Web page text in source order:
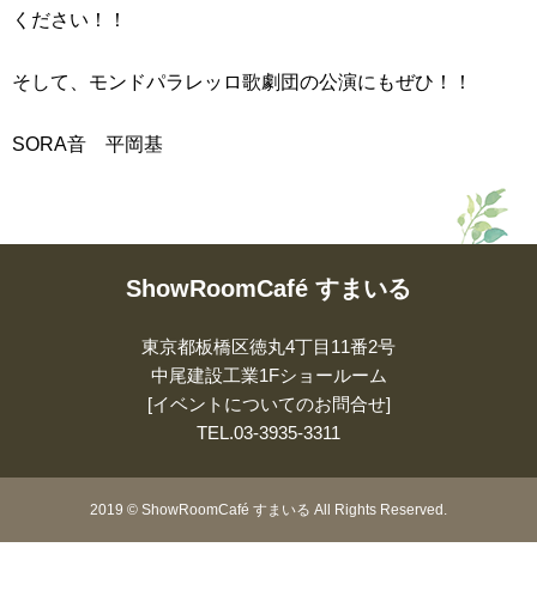
ください！！
そして、モンドパラレッロ歌劇団の公演にもぜひ！！
SORA音 平岡基
ShowRoomCafé すまいる
東京都板橋区徳丸4丁目11番2号
中尾建設工業1Fショールーム
[イベントについてのお問合せ]
TEL.03-3935-3311
2019 © ShowRoomCafé すまいる All Rights Reserved.